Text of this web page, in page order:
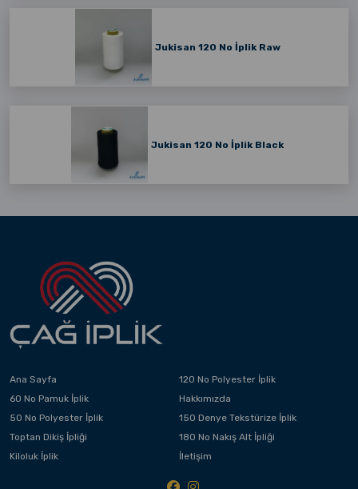
Jukisan 120 No İplik Raw
Jukisan 120 No İplik Black
Ana Sayfa
120 No Polyester İplik
60 No Pamuk İplik
Hakkımızda
50 No Polyester İplik
150 Denye Tekstürize İplik
Toptan Dikiş İpliği
180 No Nakış Alt İpliği
Kiloluk İplik
İletişim